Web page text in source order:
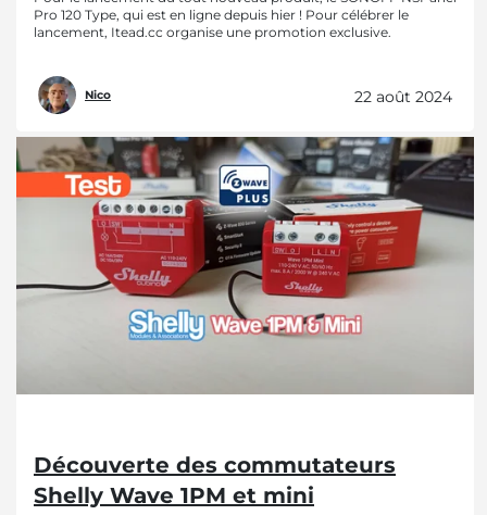
Pro 120 Type, qui est en ligne depuis hier ! Pour célébrer le
lancement, Itead.cc organise une promotion exclusive.
Nico 22 août 2024
Découverte des commutateurs
Shelly Wave 1PM et mini